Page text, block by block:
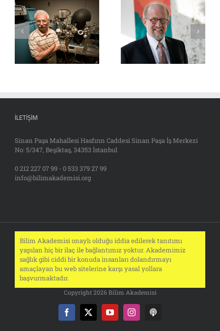
İLETIŞIM
Sinan Paşa Mahallesi Hasfırın Caddesi Sinan Paşa İş Merkezi
No: 5/347, Beşiktaş, 34353 İstanbul
0 212 227 07 99 - 0 533 379 27 99
info@bilimakademisi.org
Bilim Akademisi onaylı olduğu iddia edilerek tanıtımı
yapılan hiç bir ilaç ile bağlantımız yoktur. Akademimiz
sağlık gibi ciddi bir konuda insanları dolandırmayı
amaçlayan bu web sitelerine karşı yasal yollara
başvurmaktadır.
Copyright 2026 Bilim Akademisi
Facebook
X YouTubeInstagramPodcast